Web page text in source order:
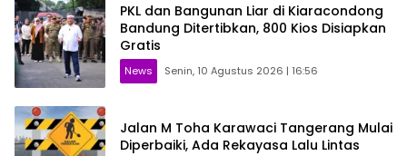
PKL dan Bangunan Liar di Kiaracondong
Bandung Ditertibkan, 800 Kios Disiapkan
Gratis
News Senin, 10 Agustus 2026 | 16:56
Jalan M Toha Karawaci Tangerang Mulai
Diperbaiki, Ada Rekayasa Lalu Lintas